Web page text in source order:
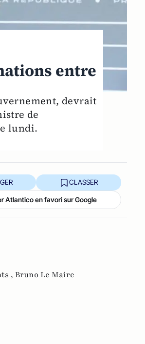
entre
devrait
de
lundi.
CLASSER
Atlantico en favori sur Google
, Bruno Le Maire